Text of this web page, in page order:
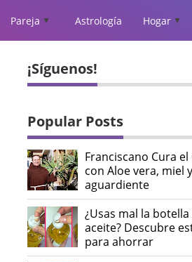
Pareja ▲ Astrología Hogar ▲
¡Síguenos!
Popular Posts
Franciscano Cura el
con Aloe vera, miel y
aguardiente
¿Usas mal la botella
aceite? Descubre
para ahorrar